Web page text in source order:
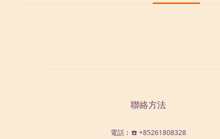
聯絡方法
電話︰☎️ +85261808328